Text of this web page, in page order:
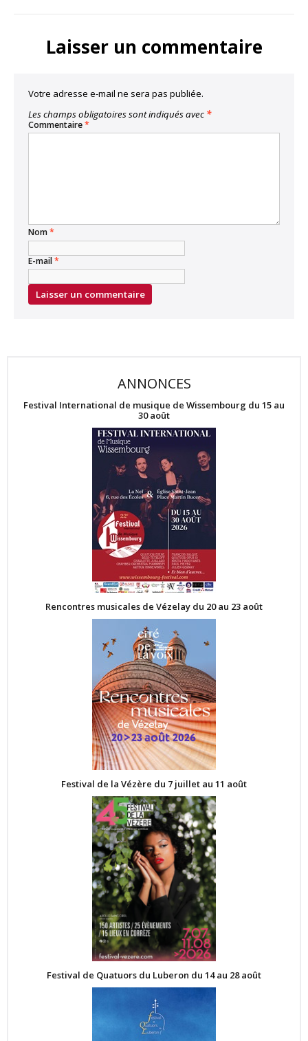
Laisser un commentaire
Votre adresse e-mail ne sera pas publiée.
Les champs obligatoires sont indiqués avec *
Commentaire*
Nom*
E-mail*
ANNONCES
Festival International de musique de Wissembourg du 15 au
30 août
Rencontres musicales de Vézelay du 20 au 23 août
Festival de la Vézère du 7 juillet au 11 août
Festival de Quatuors du Luberon du 14 au 28 août